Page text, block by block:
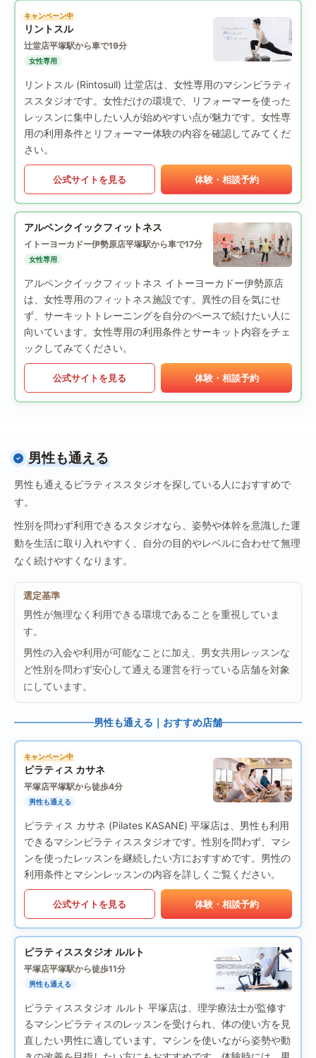
キャンペーン中
リントスル
辻堂店平塚駅から車で19分
女性専用
リントスル (Rintosull) 辻堂店は、女性専用のマシンピラティ
ススタジオです。女性だけの環境で、リフォーマーを使った
レッスンに集中したい人が始めやすい点が魅力です。女性専
用の利用条件とリフォーマー体験の内容を確認してみてくだ
さい。
公式サイトを見る 体験・相談予約
アルペンクイックフィットネス
イトーヨーカドー伊勢原店平塚駅から車で17分
女性専用
アルペンクイックフィットネス イトーヨーカドー伊勢原店
は、女性専用のフィットネス施設です。異性の目を気にせ
ず、サーキットトレーニングを自分のペースで続けたい人に
向いています。女性専用の利用条件とサーキット内容をチェ
ックしてみてください。
公式サイトを見る 体験・相談予約
男性も通える
男性も通えるピラティススタジオを探している人におすすめで
す。
性別を問わず利用できるスタジオなら、姿勢や体幹を意識した運
動を生活に取り入れやすく、自分の目的やレベルに合わせて無理
なく続けやすくなります。
選定基準
男性が無理なく利用できる環境であることを重視していま
す。
男性の入会や利用が可能なことに加え、男女共用レッスンな
ど性別を問わず安心して通える運営を行っている店舗を対象
にしています。
男性も通える｜おすすめ店舗
キャンペーン中
ピラティス カサネ
平塚店平塚駅から徒歩4分
男性も通える
ピラティス カサネ (Pilates KASANE) 平塚店は、男性も利用
できるマシンピラティススタジオです。性別を問わず、マシ
ンを使ったレッスンを継続したい方におすすめです。男性の
利用条件とマシンレッスンの内容を詳しくご覧ください。
公式サイトを見る 体験・相談予約
ピラティススタジオ ルルト
平塚店平塚駅から徒歩11分
男性も通える
ピラティススタジオ ルルト 平塚店は、理学療法士が監修す
るマシンピラティスのレッスンを受けられ、体の使い方を見
直したい男性に適しています。マシンを使いながら姿勢や動